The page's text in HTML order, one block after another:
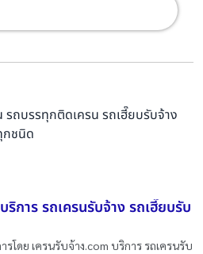
รถบรรทุกติดเครน รถเฮี๊ยบรับจ้าง
กชนิด
การ รถเครนรับจ้าง รถเฮี๊ยบรับ
โดย เครนรับจ้าง.com บริการ รถเครนรับ